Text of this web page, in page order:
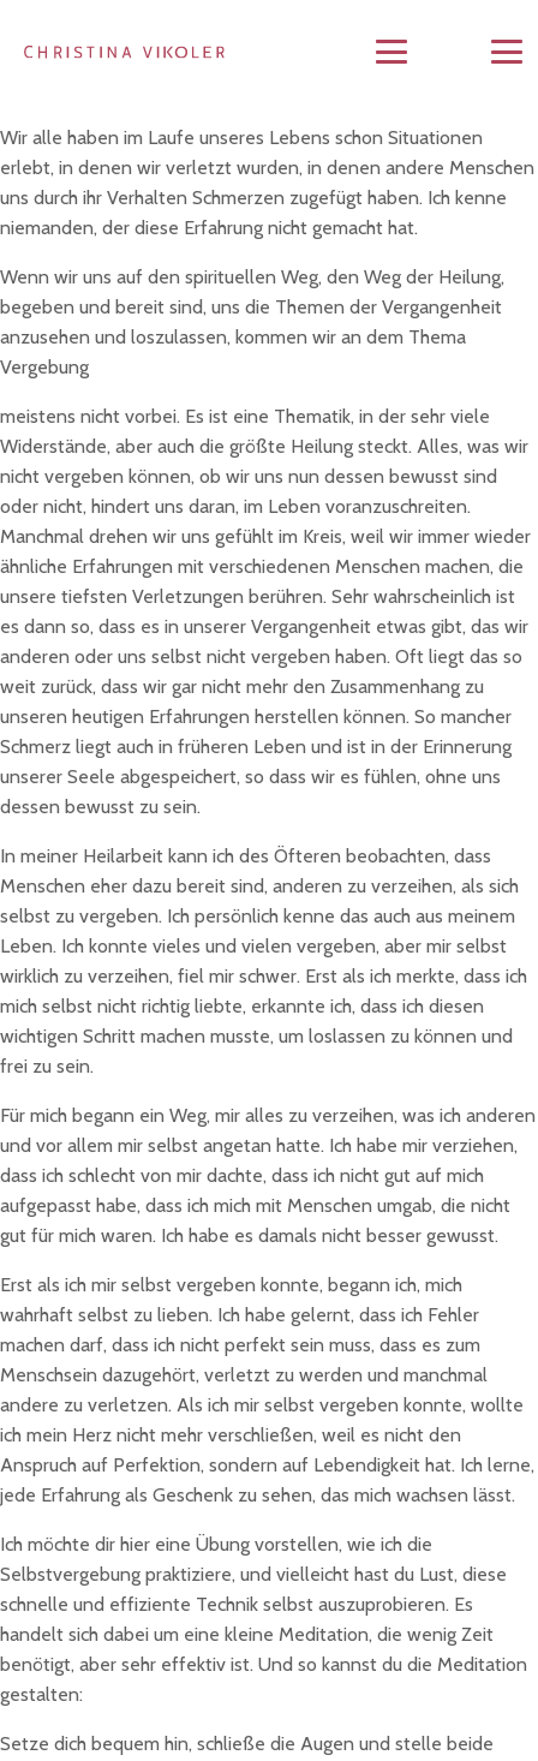
Wir alle haben im Laufe unseres Lebens schon Situationen
erlebt, in denen wir verletzt wurden, in denen andere Menschen
uns durch ihr Verhalten Schmerzen zugefügt haben. Ich kenne
niemanden, der diese Erfahrung nicht gemacht hat.
Wenn wir uns auf den spirituellen Weg, den Weg der Heilung,
begeben und bereit sind, uns die Themen der Vergangenheit
anzusehen und loszulassen, kommen wir an dem Thema
Vergebung
meistens nicht vorbei. Es ist eine Thematik, in der sehr viele
Widerstände, aber auch die größte Heilung steckt. Alles, was wir
nicht vergeben können, ob wir uns nun dessen bewusst sind
oder nicht, hindert uns daran, im Leben voranzuschreiten.
Manchmal drehen wir uns gefühlt im Kreis, weil wir immer wieder
ähnliche Erfahrungen mit verschiedenen Menschen machen, die
unsere tiefsten Verletzungen berühren. Sehr wahrscheinlich ist
es dann so, dass es in unserer Vergangenheit etwas gibt, das wir
anderen oder uns selbst nicht vergeben haben. Oft liegt das so
weit zurück, dass wir gar nicht mehr den Zusammenhang zu
unseren heutigen Erfahrungen herstellen können. So mancher
Schmerz liegt auch in früheren Leben und ist in der Erinnerung
unserer Seele abgespeichert, so dass wir es fühlen, ohne uns
dessen bewusst zu sein.
In meiner Heilarbeit kann ich des Öfteren beobachten, dass
Menschen eher dazu bereit sind, anderen zu verzeihen, als sich
selbst zu vergeben. Ich persönlich kenne das auch aus meinem
Leben. Ich konnte vieles und vielen vergeben, aber mir selbst
wirklich zu verzeihen, fiel mir schwer. Erst als ich merkte, dass ich
mich selbst nicht richtig liebte, erkannte ich, dass ich diesen
wichtigen Schritt machen musste, um loslassen zu können und
frei zu sein.
Für mich begann ein Weg, mir alles zu verzeihen, was ich anderen
und vor allem mir selbst angetan hatte. Ich habe mir verziehen,
dass ich schlecht von mir dachte, dass ich nicht gut auf mich
aufgepasst habe, dass ich mich mit Menschen umgab, die nicht
gut für mich waren. Ich habe es damals nicht besser gewusst.
Erst als ich mir selbst vergeben konnte, begann ich, mich
wahrhaft selbst zu lieben. Ich habe gelernt, dass ich Fehler
machen darf, dass ich nicht perfekt sein muss, dass es zum
Menschsein dazugehört, verletzt zu werden und manchmal
andere zu verletzen. Als ich mir selbst vergeben konnte, wollte
ich mein Herz nicht mehr verschließen, weil es nicht den
Anspruch auf Perfektion, sondern auf Lebendigkeit hat. Ich lerne,
jede Erfahrung als Geschenk zu sehen, das mich wachsen lässt.
Ich möchte dir hier eine Übung vorstellen, wie ich die
Selbstvergebung praktiziere, und vielleicht hast du Lust, diese
schnelle und effiziente Technik selbst auszuprobieren. Es
handelt sich dabei um eine kleine Meditation, die wenig Zeit
benötigt, aber sehr effektiv ist. Und so kannst du die Meditation
gestalten:
Setze dich bequem hin, schließe die Augen und stelle beide